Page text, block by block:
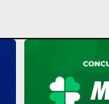
150 milhões